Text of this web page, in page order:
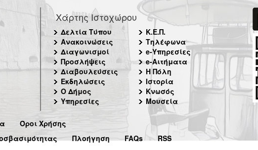
Χάρτης Ιστοχώρου
Δελτία Τύπου
Ανακοινώσεις
Διαγωνισμοί
Προσλήψεις
Διαβουλεύσεις
Εκδηλώσεις
Ο Δήμος
Υπηρεσίες
Κ.Ε.Π.
Τηλέφωνα
e-Υπηρεσίες
e-Αιτήματα
Η Πόλη
Ιστορία
Κνωσός
Μουσεία
Όροι Χρήσης
Πλοήγηση FAQs RSS